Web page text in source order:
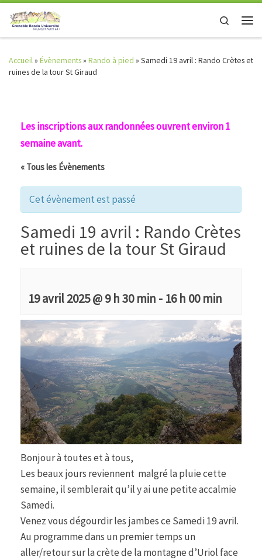
Skip to content
Search
Accueil» Évènements» Rando à pied » Samedi 19 avril : Rando Crètes et
ruines de la tour St Giraud
Les inscriptions aux randonnées ouvrent environ 1
semaine avant.
« Tous les Évènements
Cet évènement est passé
Samedi 19 avril : Rando Crètes
et ruines de la tour St Giraud
19 avril 2025 @ 9 h 30 min - 16 h 00 min
Bonjour à toutes et à tous,
Les beaux jours reviennent malgré la pluie cette
semaine, il semblerait qu’il y ai une petite accalmie
Samedi.
Venez vous dégourdir les jambes ce Samedi 19 avril.
Au programme dans un premier temps un
aller/retour sur la crète de la montagne d’Uriol face